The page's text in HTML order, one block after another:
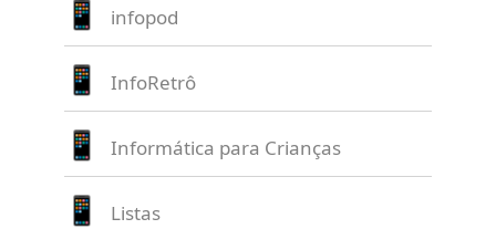
infopod
InfoRetrô
Informática para Crianças
Listas